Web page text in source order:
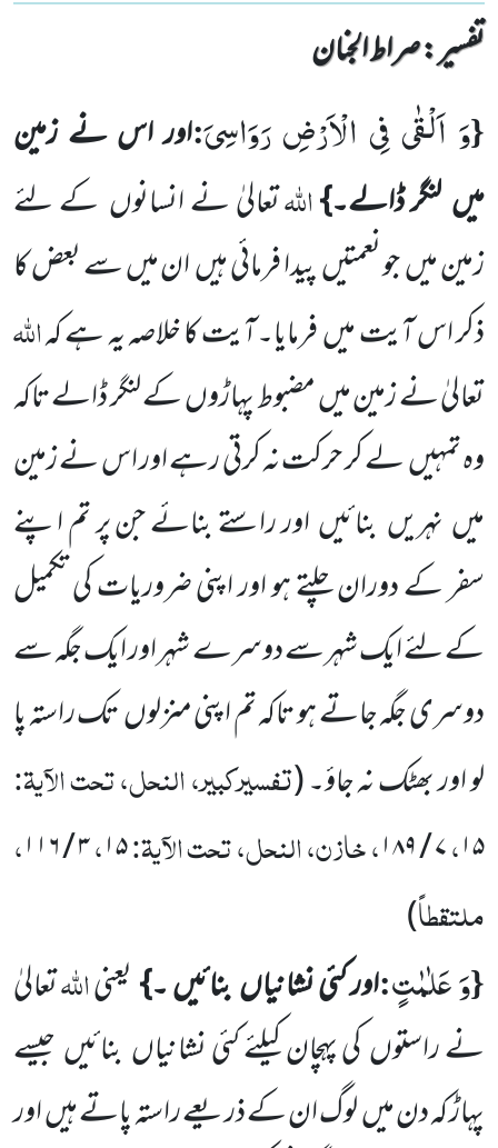
تفسیر : ‎صراط الجنان
{وَ اَلْقٰى فِی الْاَرْضِ رَوَاسِیَ:اور اس نے زمین
میںلنگر ڈالے۔}اللّٰہتعالیٰ نے انسانوں کے لئے
زمین میںجو نعمتیںپیدا فرمائی ہیںان میں سے بعض کا
ذکر اس آیت میںفرمایا۔آیت کا خلاصہ یہ ہے کہاللّٰہ
تعالیٰ نے زمین میںمضبوط پہاڑوںکے لنگر ڈالے تاکہ
وہ تمہیںلے کر حرکت نہ کرتی رہے اور اس نے زمین
میںنہریں بنائیںاور راستے بنائے جن پر تم اپنے
سفر کے دوران چلتے ہو اور اپنی ضروریات کی تکمیل
کے لئے ایک شہر سے دوسرے شہر اور ایک جگہ سے
دوسری جگہ جاتے ہو تاکہ تم اپنی منزلوںتک راستہ پا
لو اور بھٹک نہ جاؤ۔(تفسیرکبیر، النحل، تحت الآیۃ:
۱۵،۷ / ۱۸۹ ، خازن، النحل، تحت الآیۃ:۱۵،۳ / ۱۱۶
،
ملتقطاً)
{وَ عَلٰمٰتٍ:اور کئی نشانیاںبنائیں ۔}یعنیاللّٰہتعالیٰ
نے راستوںکی پہچان کیلئے کئی نشانیاںبنائیںجیسے
پہاڑ کہ دن میںلوگ ان کے ذریعے راستہ پاتے ہیںاور